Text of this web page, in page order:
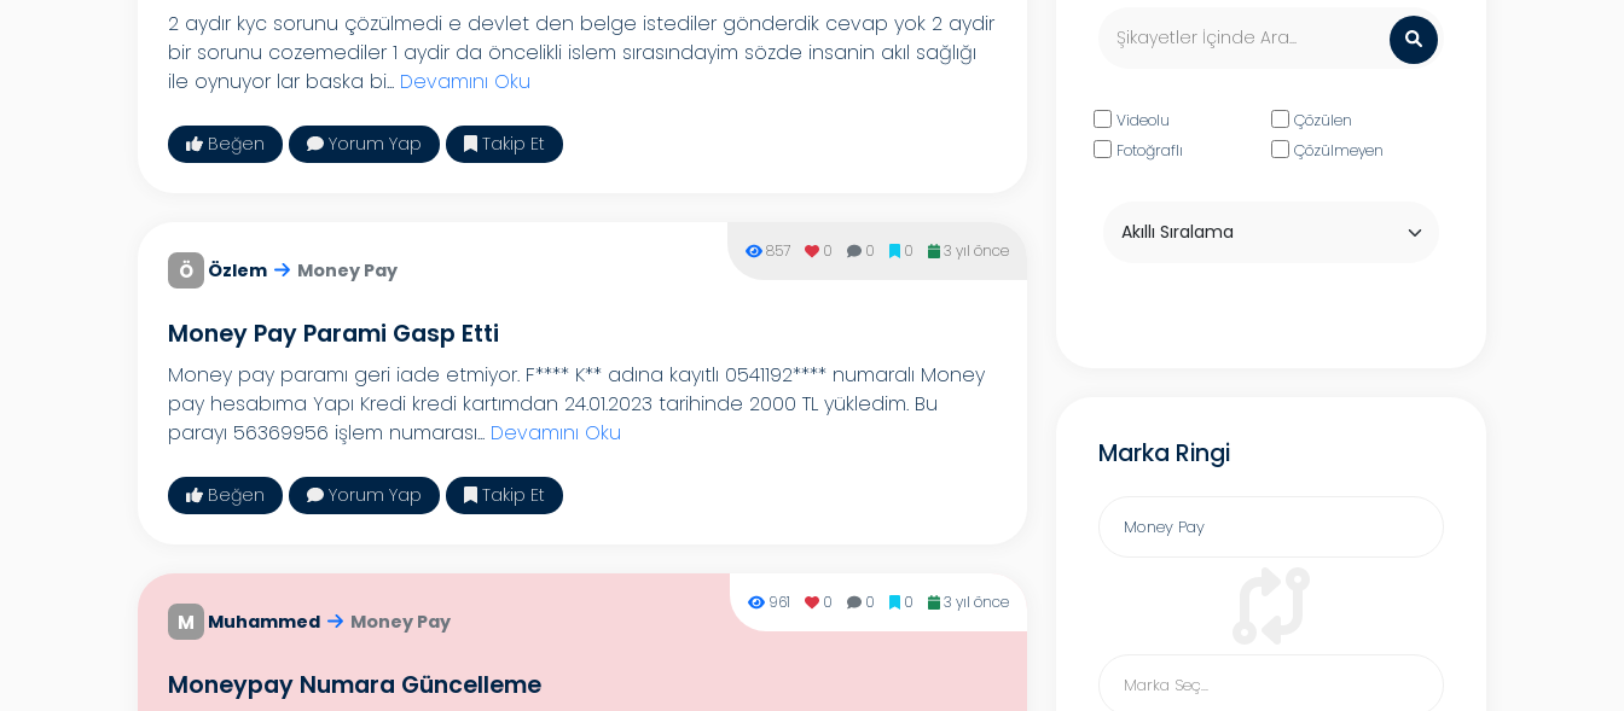
2 aydır kyc sorunu çözülmedi e devlet den belge istediler gönderdik cevap yok 2 aydir
bir sorunu cozemediler 1 aydir da öncelikli islem sırasındayim sözde insanin akıl sağlığı
ile oynuyor lar baska bi... Devamını Oku
Beğen Yorum Yap Takip Et
Ö Özlem Money Pay
Money Pay Parami Gasp Etti
857 0 0 0 3 yıl önce
Money pay paramı geri iade etmiyor. F**** K** adına kayıtlı 0541192**** numaralı Money
pay hesabıma Yapı Kredi kredi kartımdan 24.01.2023 tarihinde 2000 TL yükledim. Bu
parayı 56369956 işlem numarası... Devamını Oku
Beğen Yorum Yap Takip Et
M Muhammed Money Pay
Moneypay Numara Güncelleme
961 0 0 0 3 yıl önce
Videolu
Çözülen
Fotoğraflı
Çözülmeyen
Marka Ringi